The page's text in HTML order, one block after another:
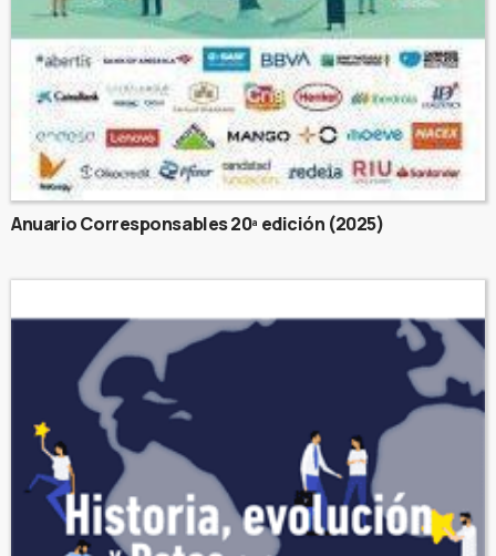
Anuario Corresponsables 20ª edición (2025)